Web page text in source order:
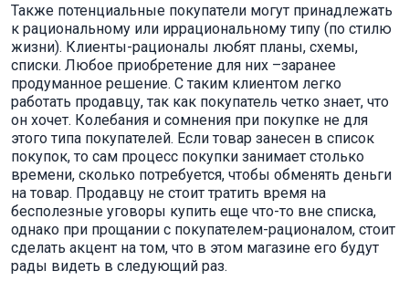
Также потенциальные покупатели могут принадлежать
к рациональному или иррациональному типу (по стилю
жизни). Клиенты-рационалы любят планы, схемы,
списки. Любое приобретение для них –заранее
продуманное решение. С таким клиентом легко
работать продавцу, так как покупатель четко знает, что
он хочет. Колебания и сомнения при покупке не для
этого типа покупателей. Если товар занесен в список
покупок, то сам процесс покупки занимает столько
времени, сколько потребуется, чтобы обменять деньги
на товар. Продавцу не стоит тратить время на
бесполезные уговоры купить еще что-то вне списка,
однако при прощании с покупателем-рационалом, стоит
сделать акцент на том, что в этом магазине его будут
рады видеть в следующий раз.